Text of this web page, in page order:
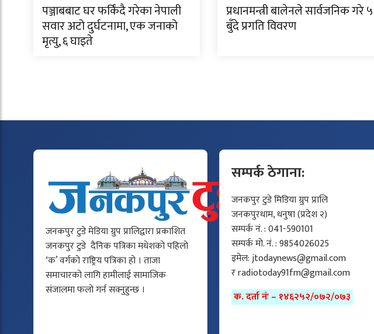
पञ्जाबबाट घर फर्किंदै गरेका नेपाली
सवार अटो दुर्घटनामा, एक जनाको
मृत्यु, ६ घाइते
प्रधानमन्त्री बालेनले सार्वजनिक गरे ५
बुँदे प्रगति विवरण
जनकपुर टुडे मेडिया ग्रुप प्रालिद्वारा प्रकाशित
जनकपुर टुडे दैनिक पत्रिका मधेशको पहिलो
‘क’ वर्गको राष्ट्रिय पत्रिका हो । ताजा
समाचारको लागि हामीलाई सामाजिक
संजालमा फलो गर्न सक्नुहुन्छ ।
सम्पर्क ठेगाना:
जनकपुर टुडे मिडिया ग्रुप प्रालि
जनकपुरधाम, धनुषा (प्रदेश २)
सम्पर्क नं. : 041-590101
सम्पर्क मो. नं. : 9854026025
इमेल:jtodaynews@gmail.com
रradiotoday91fm@gmail.com
क. दर्ता नंः – १४६२५२/०७२/०७३